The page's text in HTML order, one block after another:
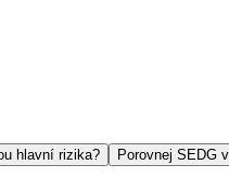
hlavní rizika? Porovnej SEDG